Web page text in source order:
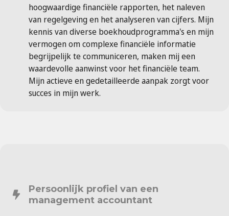
hoogwaardige financiële rapporten, het naleven
van regelgeving en het analyseren van cijfers. Mijn
kennis van diverse boekhoudprogramma's en mijn
vermogen om complexe financiële informatie
begrijpelijk te communiceren, maken mij een
waardevolle aanwinst voor het financiële team.
Mijn actieve en gedetailleerde aanpak zorgt voor
succes in mijn werk.
Persoonlijk profiel van een
management accountant